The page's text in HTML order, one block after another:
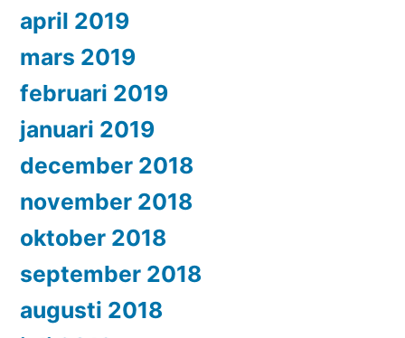
april 2019
mars 2019
februari 2019
januari 2019
december 2018
november 2018
oktober 2018
september 2018
augusti 2018